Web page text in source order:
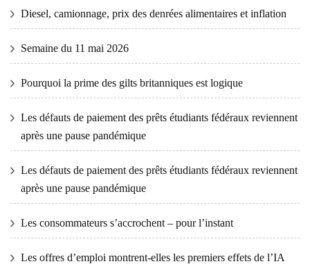
Diesel, camionnage, prix des denrées alimentaires et inflation
Semaine du 11 mai 2026
Pourquoi la prime des gilts britanniques est logique
Les défauts de paiement des prêts étudiants fédéraux reviennent
après une pause pandémique
Les défauts de paiement des prêts étudiants fédéraux reviennent
après une pause pandémique
Les consommateurs s’accrochent – ​​pour l’instant
Les offres d’emploi montrent-elles les premiers effets de l’IA